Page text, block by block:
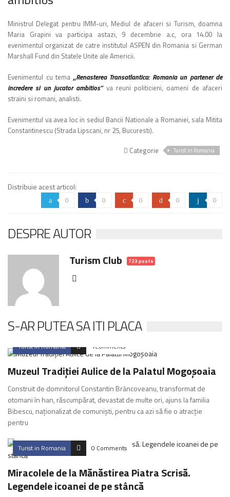
Ministrul Delegat pentru IMM-uri, Mediul de afaceri si Turism, doamna
Maria Grapini va participa astazi, 9 decembrie a.c, ora 14.00 la
evenimentul organizat de catre institutul ASPEN din Romania si German
Marshall Fund din Statele Unite ale Americii.
Evenimentul cu tema„Renasterea Transatlantica: Romania un partener de
incredere si un jucator ambitios”va reuni politicieni, oameni de afaceri
straini si romani, analisti.
Evenimentul va avea loc in sediul Bancii Nationale a Romaniei, sala Mitita
Constantinescu (Strada Lipscani, nr 25, Bucuresti).
Categorie
Turist in Romania
Distribuie acest articol:
a 0 b 0 c 0 d 0 j 0
DESPRE AUTOR
Turism Club 723 posts
S-AR PUTEA SA ITI PLACA
Turist in Romania 1Comments
Muzeul Tradiţiei Aulice de la Palatul Mogoşoaia
Construit de domnitorul Constantin Brâncoveanu, transformat de
otomani în han, răscumpărat, devastat de multe ori, ajuns la familia
Bibescu, naţionalizat de comunişti, pentru ca azi să fie o atracţie
pentru
Turist in Romania 0 Comments
Miracolele de la Mănăstirea Piatra Scrisă.
Legendele icoanei de pe stâncă